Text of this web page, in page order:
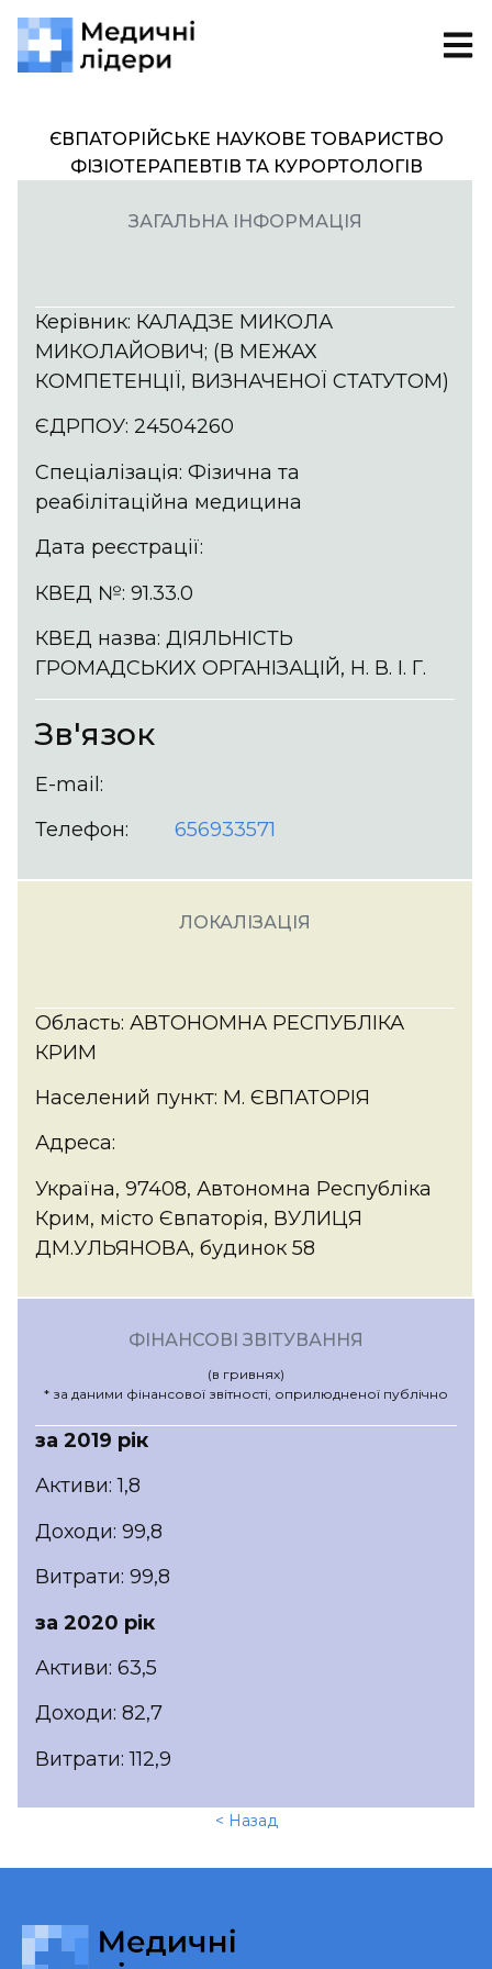
ЄВПАТОРІЙСЬКЕ НАУКОВЕ ТОВАРИСТВО
ФІЗІОТЕРАПЕВТІВ ТА КУРОРТОЛОГІВ
ЗАГАЛЬНА ІНФОРМАЦІЯ
Керівник: КАЛАДЗЕ МИКОЛА
МИКОЛАЙОВИЧ; (В МЕЖАХ
КОМПЕТЕНЦІЇ, ВИЗНАЧЕНОЇ СТАТУТОМ)
ЄДРПОУ: 24504260
Спеціалізація: Фізична та
реабілітаційна медицина
Дата реєстрації:
КВЕД №: 91.33.0
КВЕД назва: ДІЯЛЬНІСТЬ
ГРОМАДСЬКИХ ОРГАНІЗАЦІЙ, Н. В. І. Г.
Зв'язок
E-mail:
Телефон:
656933571
ЛОКАЛІЗАЦІЯ
Область: АВТОНОМНА РЕСПУБЛІКА
КРИМ
Населений пункт: М. ЄВПАТОРІЯ
Адреса:
Україна, 97408, Автономна Республіка
Крим, місто Євпаторія, ВУЛИЦЯ
ДМ.УЛЬЯНОВА, будинок 58
ФІНАНСОВІ ЗВІТУВАННЯ
(в гривнях)
* за даними фінансової звітності, оприлюдненої публічно
за 2019 рік
Активи: 1,8
Доходи: 99,8
Витрати: 99,8
за 2020 рік
Активи: 63,5
Доходи: 82,7
Витрати: 112,9
< Назад